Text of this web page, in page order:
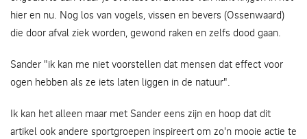
hier en nu. Nog los van vogels, vissen en bevers (Ossenwaard)
die door afval ziek worden, gewond raken en zelfs dood gaan.
Sander "ik kan me niet voorstellen dat mensen dat effect voor
ogen hebben als ze iets laten liggen in de natuur".
Ik kan het alleen maar met Sander eens zijn en hoop dat dit
artikel ook andere sportgroepen inspireert om zo'n mooie actie te